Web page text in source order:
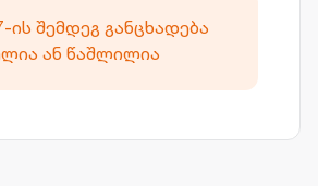
ის შემდეგ განცხადება
ან წაშლილია